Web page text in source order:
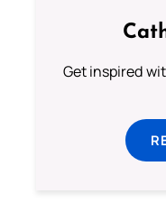
Get inspired